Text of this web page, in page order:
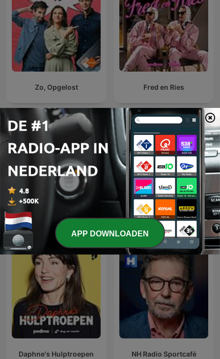
Zo, Opgelost Fred en Ries
Beter Goed Gejat
L'œil de Philippe
Caverivière
Daphne's Hulptroepen NH Radio Sportcafé
APP DOWNLOADEN